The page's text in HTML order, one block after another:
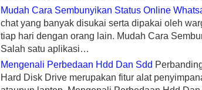
Mudah Cara Sembunyikan Status Online
chat yang banyak disukai serta dipakai oleh
tiap hari dengan orang lain. Mudah Cara
Salah satu aplikasi…
Mengenali Perbedaan Hdd Dan Sdd
Hard Disk Drive merupakan fitur alat